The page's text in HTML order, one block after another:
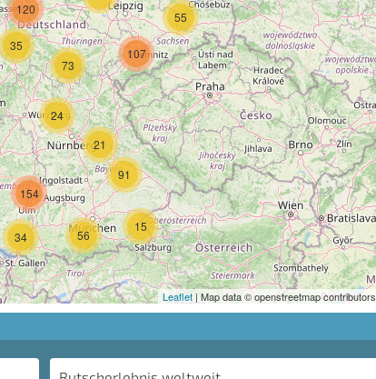
35
120
21
73
55
107
15
34
91
56
24
154
Leaflet | Map data © openstreetmap contributors